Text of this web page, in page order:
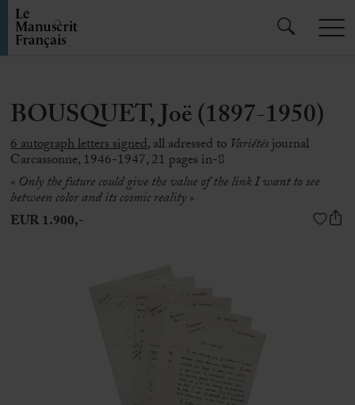
BOUSQUET, Joë (1897-1950)
6 autograph letters signed, all adressed to Variétésjournal
Carcassonne, 1946-1947, 21 pages in-8
« Only the future could give the value of the link I want to see
between color and its cosmic reality »
EUR 1.900,-